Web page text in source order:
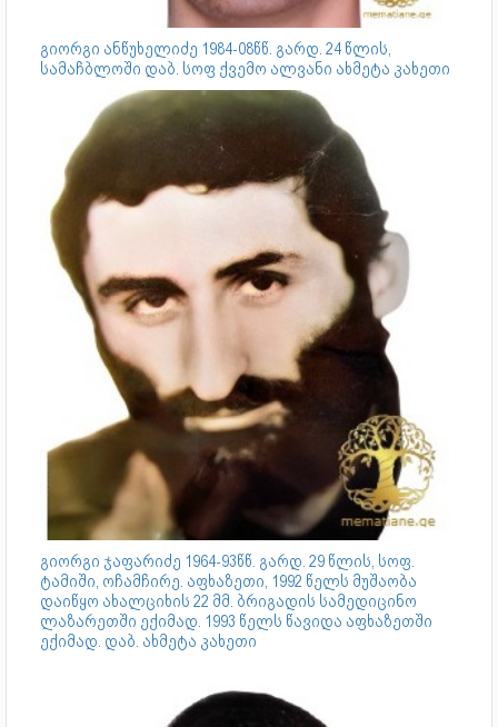
გიორგი ანწუხელიძე 1984-08წწ. გარდ. 24 წლის,
სამაჩბლოში დაბ. სოფ ქვემო ალვანი ახმეტა კახეთი
გიორგი ჯაფარიძე 1964-93წწ. გარდ. 29 წლის, სოფ.
ტამიში, ოჩამჩირე. აფხაზეთი, 1992 წელს მუშაობა
დაიწყო ახალციხის 22 მმ. ბრიგადის სამედიცინო
ლაზარეთში ექიმად. 1993 წელს წავიდა აფხაზეთში
ექიმად. დაბ. ახმეტა კახეთი